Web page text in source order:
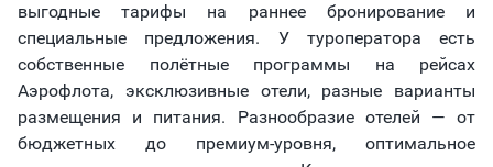
выгодные тарифы на раннее бронирование и
специальные предложения. У туроператора есть
собственные полётные программы на рейсах
Аэрофлота, эксклюзивные отели, разные варианты
размещения и питания. Разнообразие отелей — от
бюджетных до премиум-уровня, оптимальное